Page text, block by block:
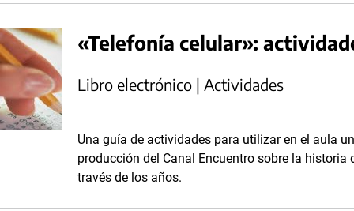
«Telefonía celular»:
Libro electrónico | Actividades
Una guía de actividades para utilizar en el aula
producción del Canal Encuentro sobre la
través de los años.